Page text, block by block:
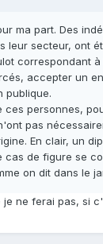
ma part. Des
leur secteur, ont
correspondant
accepter un
publique.
ces personnes,
pas
En clair, un
cas de figure se
on dit dans le
ne ferai pas, si